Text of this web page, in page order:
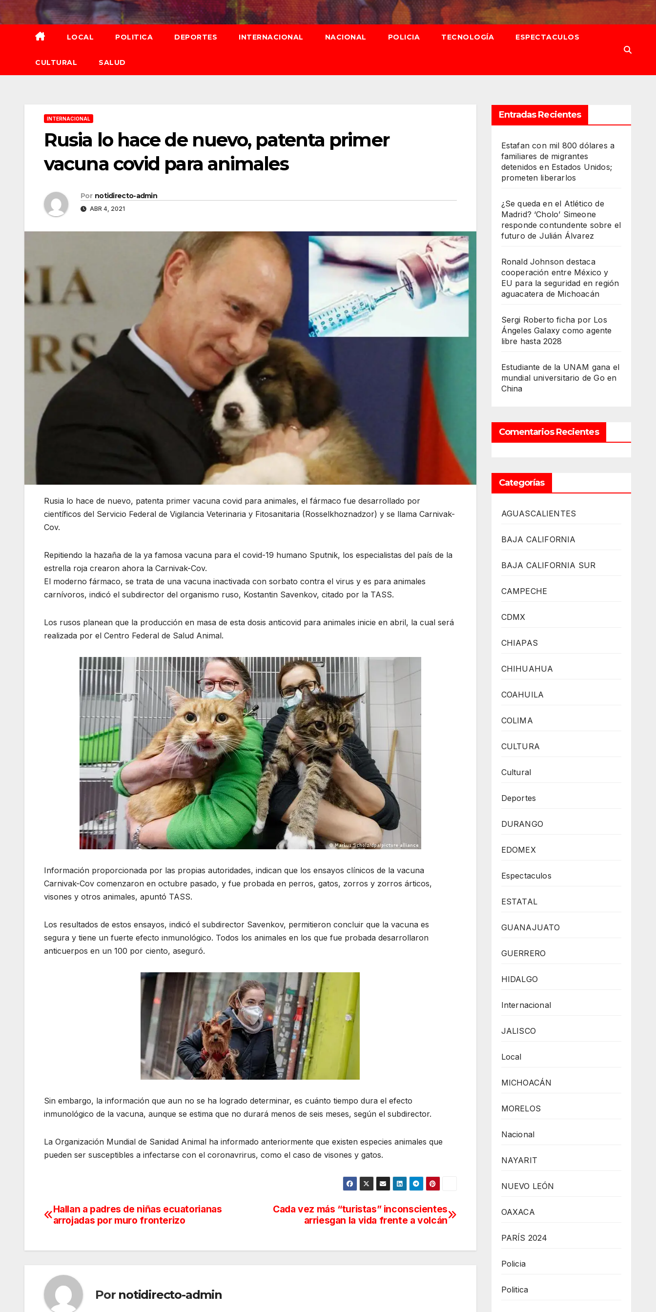
al
contenido
LOCAL POLITICA DEPORTES INTERNACIONAL NACIONAL POLICIA TECNOLOGÍA ESPECTACULOS
CULTURAL SALUD
INTERNACIONAL
Rusia lo hace de nuevo, patenta primer
vacuna covid para animales
Por notidirecto-admin
ABR 4, 2021
Rusia lo hace de nuevo, patenta primer vacuna covid para animales, el fármaco fue desarrollado por
científicos del Servicio Federal de Vigilancia Veterinaria y Fitosanitaria (Rosselkhoznadzor) y se llama Carnivak-
Cov.
Repitiendo la hazaña de la ya famosa vacuna para el covid-19 humano Sputnik, los especialistas del país de la
estrella roja crearon ahora la Carnivak-Cov.
El moderno fármaco, se trata de una vacuna inactivada con sorbato contra el virus y es para animales
carnívoros, indicó el subdirector del organismo ruso, Kostantin Savenkov, citado por la TASS.
Los rusos planean que la producción en masa de esta dosis anticovid para animales inicie en abril, la cual será
realizada por el Centro Federal de Salud Animal.
Información proporcionada por las propias autoridades, indican que los ensayos clínicos de la vacuna
Carnivak-Cov comenzaron en octubre pasado, y fue probada en perros, gatos, zorros y zorros árticos,
visones y otros animales, apuntó TASS.
Los resultados de estos ensayos, indicó el subdirector Savenkov, permitieron concluir que la vacuna es
segura y tiene un fuerte efecto inmunológico. Todos los animales en los que fue probada desarrollaron
anticuerpos en un 100 por ciento, aseguró.
Sin embargo, la información que aun no se ha logrado determinar, es cuánto tiempo dura el efecto
inmunológico de la vacuna, aunque se estima que no durará menos de seis meses, según el subdirector.
La Organización Mundial de Sanidad Animal ha informado anteriormente que existen especies animales que
pueden ser susceptibles a infectarse con el coronavrirus, como el caso de visones y gatos.
Navegación
entradas
Cada vez más “turistas” inconscientes
arriesgan la vida frente a volcán
Hallan a padres de niñas ecuatorianas
arrojadas por muro fronterizo
Por notidirecto-admin
Entradas Recientes
Estafan con mil 800 dólares a
familiares de migrantes
detenidos en Estados Unidos;
prometen liberarlos
¿Se queda en el Atlético de
Madrid? ‘Cholo’ Simeone
responde contundente sobre el
futuro de Julián Álvarez
Ronald Johnson destaca
cooperación entre México y
EU para la seguridad en región
aguacatera de Michoacán
Sergi Roberto ficha por Los
Ángeles Galaxy como agente
libre hasta 2028
Estudiante de la UNAM gana el
mundial universitario de Go en
China
Comentarios Recientes
Categorías
AGUASCALIENTES
BAJA CALIFORNIA
BAJA CALIFORNIA SUR
CAMPECHE
CDMX
CHIAPAS
CHIHUAHUA
COAHUILA
COLIMA
CULTURA
Cultural
Deportes
DURANGO
EDOMEX
Espectaculos
ESTATAL
GUANAJUATO
GUERRERO
HIDALGO
Internacional
JALISCO
Local
MICHOACÁN
MORELOS
Nacional
NAYARIT
NUEVO LEÓN
OAXACA
PARÍS 2024
Policia
Politica